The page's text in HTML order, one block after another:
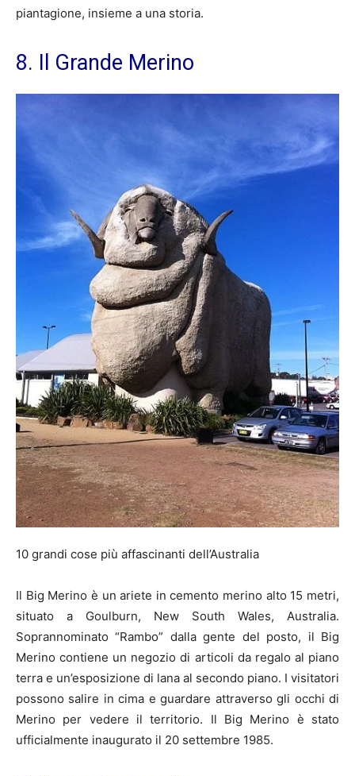
piantagione, insieme a una storia.
8. Il Grande Merino
10 grandi cose più affascinanti dell’Australia
Il Big Merino è un ariete in cemento merino alto 15 metri,
situato a Goulburn, New South Wales, Australia.
Soprannominato “Rambo” dalla gente del posto, il Big
Merino contiene un negozio di articoli da regalo al piano
terra e un’esposizione di lana al secondo piano. I visitatori
possono salire in cima e guardare attraverso gli occhi di
Merino per vedere il territorio. Il Big Merino è stato
ufficialmente inaugurato il 20 settembre 1985.